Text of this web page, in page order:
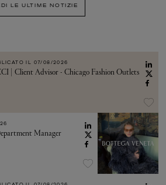
LE ULTIME NOTIZIE
IL 07/08/2026
| Client Advisor - Chicago Fashion Outlets
Manager